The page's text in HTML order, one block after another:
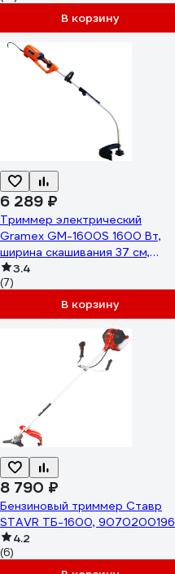
В корзину
6 289 ₽
Триммер электрический
Gramex GM-1600S 1600 Вт,
ширина скашивания 37 см,
леска, плечевой ремень 1/33
020066
3.4
(7)
В корзину
8 790 ₽
Бензиновый триммер Ставр
STAVR ТБ-1600, 9070200196
4.2
(6)